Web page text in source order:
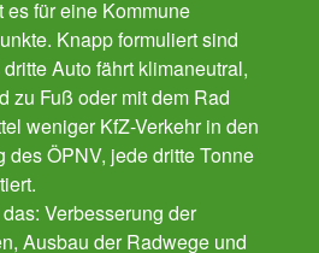
für eine Kommune
Knapp formuliert sind
Auto fährt klimaneutral,
zu Fuß oder mit dem Rad
weniger KfZ-Verkehr in den
des ÖPNV, jede dritte Tonne
Verbesserung der
Ausbau der Radwege und